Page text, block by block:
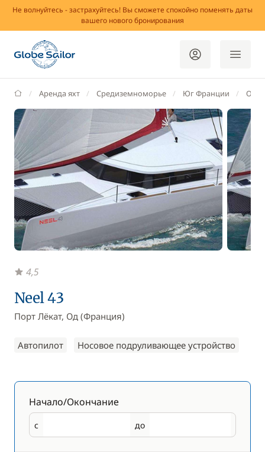
Не волнуйтесь - застрахуйтесь! Вы сможете спокойно поменять даты
вашего нового бронирования
GlobeSailor
Аренда яхт Средиземноморье Юг Франции Од
Neel 43
Порт Лёкат, Од (Франция)
Автопилот Носовое подруливающее устройство
4,5
Начало/Окончание
с
Начало до
Окончание